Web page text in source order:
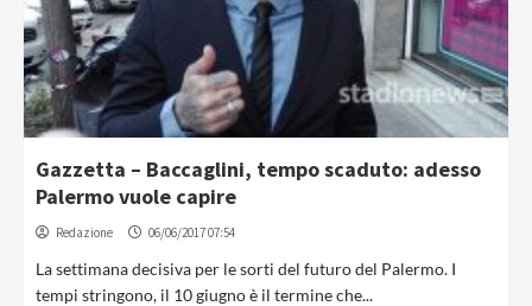
Gazzetta – Baccaglini, tempo scaduto: adesso
Palermo vuole capire
Redazione 06/06/2017 07:54
La settimana decisiva per le sorti del futuro del Palermo. I
tempi stringono, il 10 giugno è il termine che...